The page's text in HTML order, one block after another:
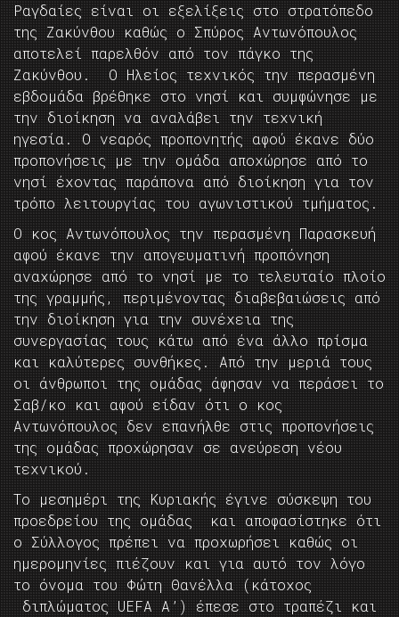
Ραγδαίες είναι οι εξελίξεις στο στρατόπεδο
της Ζακύνθου καθώς ο Σπύρος Αντωνόπουλος
αποτελεί παρελθόν από τον πάγκο της
Ζακύνθου. Ο Ηλείος τεχνικός την περασμένη
εβδομάδα βρέθηκε στο νησί και συμφώνησε με
την διοίκηση να αναλάβει την τεχνική
ηγεσία. Ο νεαρός προπονητής αφού έκανε δύο
προπονήσεις με την ομάδα αποχώρησε από το
νησί έχοντας παράπονα από διοίκηση για τον
τρόπο λειτουργίας του αγωνιστικού τμήματος.
Ο κος Αντωνόπουλος την περασμένη Παρασκευή
αφού έκανε την απογευματινή προπόνηση
αναχώρησε από το νησί με το τελευταίο πλοίο
της γραμμής, περιμένοντας διαβεβαιώσεις από
την διοίκηση για την συνέχεια της
συνεργασίας τους κάτω από ένα άλλο πρίσμα
και καλύτερες συνθήκες. Από την μεριά τους
οι άνθρωποι της ομάδας άφησαν να περάσει το
Σαβ/κο και αφού είδαν ότι ο κος
Αντωνόπουλος δεν επανήλθε στις προπονήσεις
της ομάδας προχώρησαν σε ανεύρεση νέου
τεχνικού.
Το μεσημέρι της Κυριακής έγινε σύσκεψη του
προεδρείου της ομάδας και αποφασίστηκε ότι
ο Σύλλογος πρέπει να προχωρήσει καθώς οι
ημερομηνίες πιέζουν και για αυτό τον λόγο
το όνομα του Φώτη Θανέλλα (κάτοχος
διπλώματος UEFA A’) έπεσε στο τραπέζι και